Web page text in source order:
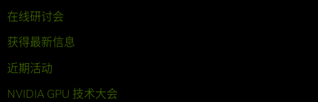
在线研讨会
获得最新信息
近期活动
NVIDIA GPU 技术大会